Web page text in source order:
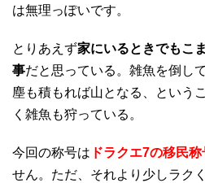
は無理っぽいです。
とりあえず家にいるときでもこ
事だと思っている。雑魚を倒し
塵も積もれば山となる、という
く雑魚も狩っている。
今回の称号は ドラクエ7の移民
せん。ただ、それより少しラク